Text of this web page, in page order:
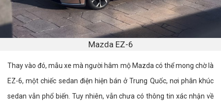
Mazda EZ-6
Thay vào đó, mẫu xe mà người hâm mộ Mazda có thể mong chờ là
EZ-6, một chiếc sedan điện hiện bán ở Trung Quốc, nơi phân khúc
sedan vẫn phổ biến. Tuy nhiên, vẫn chưa có thông tin xác nhận về